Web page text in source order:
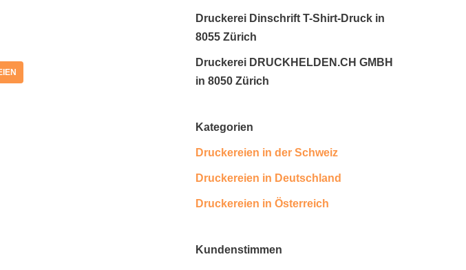
Druckerei Dinschrift T-Shirt-Druck in
8055 Zürich
Druckerei DRUCKHELDEN.CH GMBH
in 8050 Zürich
Kategorien
Druckereien in der Schweiz
Druckereien in Deutschland
Druckereien in Österreich
Kundenstimmen